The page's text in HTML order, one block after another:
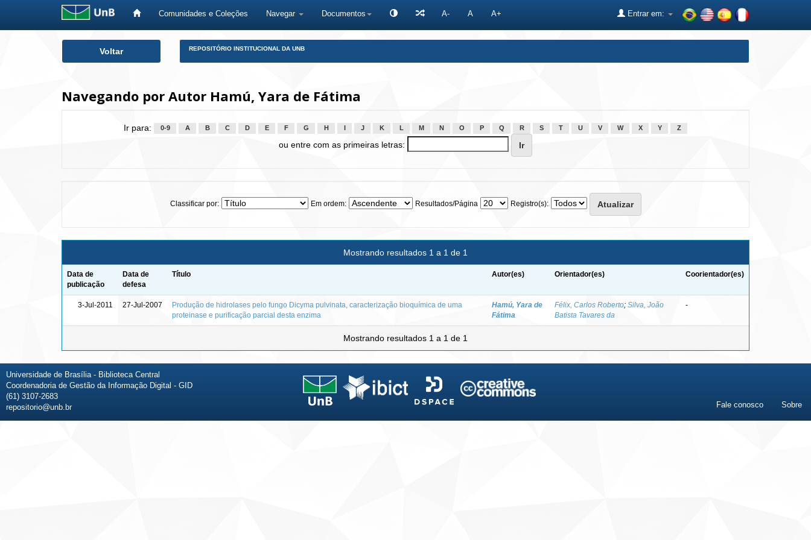
Comunidades e Coleções Navegar Documentos A- A A+ Entrar em:
Voltar REPOSITÓRIO INSTITUCIONAL DA UNB
Navegando por Autor Hamú, Yara de Fátima
Ir para: 0-9 A B C D E F G H J K L M N O P Q R S T U V W X Y Z
ou entre com as primeiras letras:
Classificar por: Em ordem: Resultados/Página Registro(s):
Mostrando resultados 1 a 1 de 1
Data de
publicação
Data de
defesa
Título Autor(es) Orientador(es) Coorientador(es)
3-Jul-2011 27-Jul-2007
Produção de hidrolases pelo fungo Dicyma pulvinata, caracterização bioquímica de uma
proteinase e purificação parcial desta enzima
Hamú, Yara de
Fátima
Félix, Carlos Roberto; Silva, João
Batista Tavares da
-
Mostrando resultados 1 a 1 de 1
Universidade de Brasília - Biblioteca Central
Coordenadoria de Gestão da Informação Digital - GID
(61) 3107-2683
repositorio@unb.br
Fale conosco Sobre